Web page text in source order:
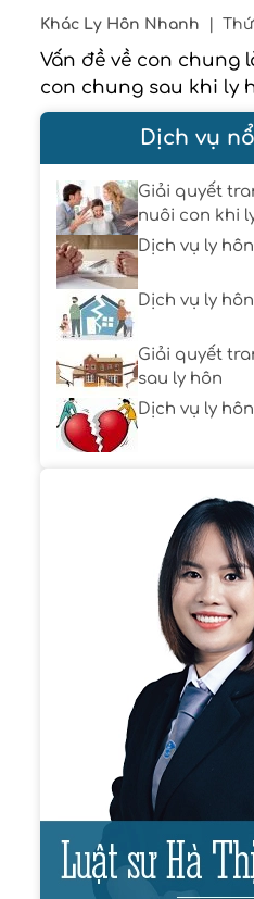
Khác Ly Hôn Nhanh
Vấn đề về con chung
con chung sau khi ly
Dịch vụ
Giải quyết
nuôi con khi
Dịch vụ ly
Dịch vụ ly
Giải quyết
sau ly hôn
Dịch vụ ly